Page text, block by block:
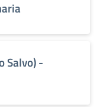
Salvo) -